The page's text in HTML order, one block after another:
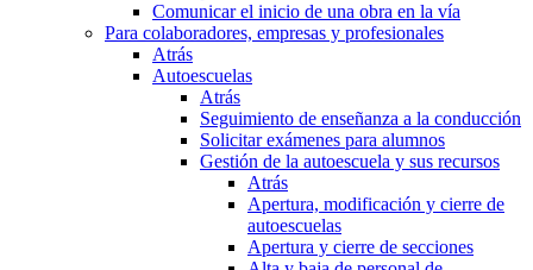
Comunicar el inicio de una obra en la vía
Para colaboradores, empresas y profesionales
Atrás
Autoescuelas
Atrás
Seguimiento de enseñanza a la conducción
Solicitar exámenes para alumnos
Gestión de la autoescuela y sus recursos
Atrás
Apertura, modificación y cierre de
autoescuelas
Apertura y cierre de secciones